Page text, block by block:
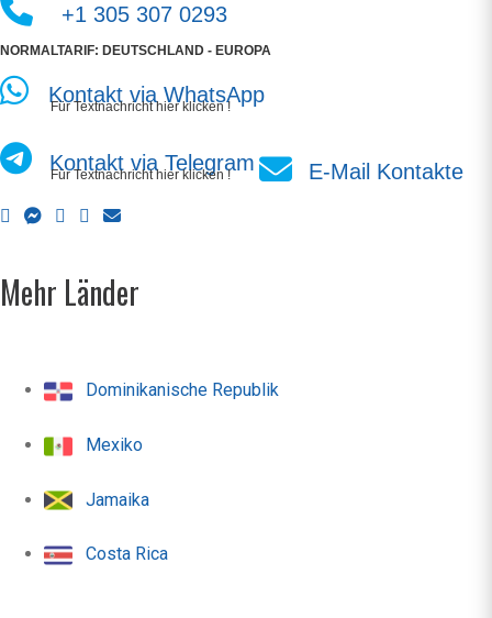
+1 305 307 0293
NORMALTARIF: DEUTSCHLAND - EUROPA
Kontakt via WhatsApp
Für Textnachricht hier klicken !
Kontakt via Telegram
Für Textnachricht hier klicken ! E-Mail Kontakte
Mehr Länder
Dominikanische Republik
Mexiko
Jamaika
Costa Rica